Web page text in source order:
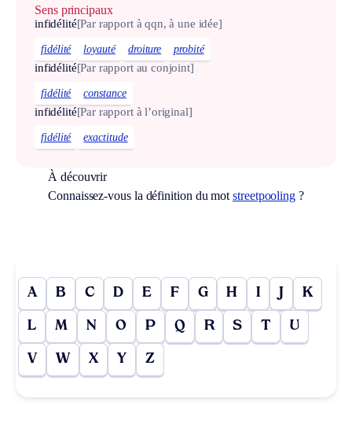
Sens principaux
infidélité[Par rapport à qqn, à une idée]
fidélité loyauté droiture probité
infidélité[Par rapport au conjoint]
fidélité constance
infidélité[Par rapport à l’original]
fidélité exactitude
À découvrir
Connaissez-vous la définition du motstreetpooling ?
A B C D E F G H I J K
L M N O P Q R S T U
V W X Y Z